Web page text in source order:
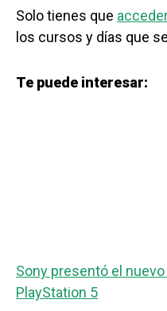
Solo tienes que
los cursos y días que
Te puede interesar:
Sony presentó el
PlayStation 5